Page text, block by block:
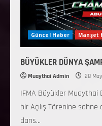
Güncel Haber Manşet
BÜYÜKLER DÜNYA
Muaythai Admin 28
IFMA Büyükler Muaythai
bir Açılış Törenine sahne
dans...